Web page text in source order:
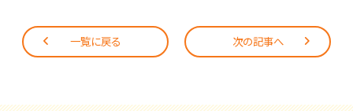
一覧に戻る 次の記事へ